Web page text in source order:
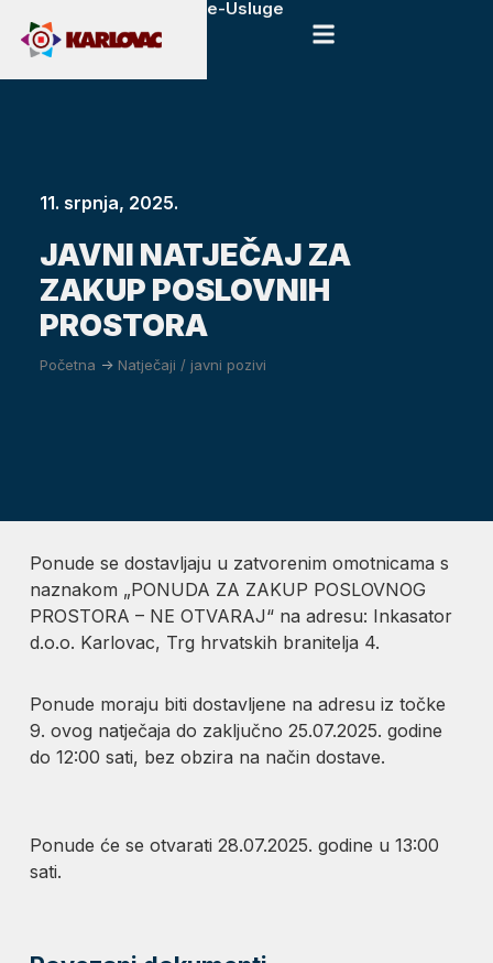
e-Usluge
11. srpnja, 2025.
JAVNI NATJEČAJ ZA
ZAKUP POSLOVNIH
PROSTORA
Početna -> Natječaji / javni pozivi
Ponude se dostavljaju u zatvorenim omotnicama s
naznakom „PONUDA ZA ZAKUP POSLOVNOG
PROSTORA – NE OTVARAJ“ na adresu: Inkasator
d.o.o. Karlovac, Trg hrvatskih branitelja 4.
Ponude moraju biti dostavljene na adresu iz točke
9. ovog natječaja do zaključno 25.07.2025. godine
do 12:00 sati, bez obzira na način dostave.
Ponude će se otvarati 28.07.2025. godine u 13:00
sati.